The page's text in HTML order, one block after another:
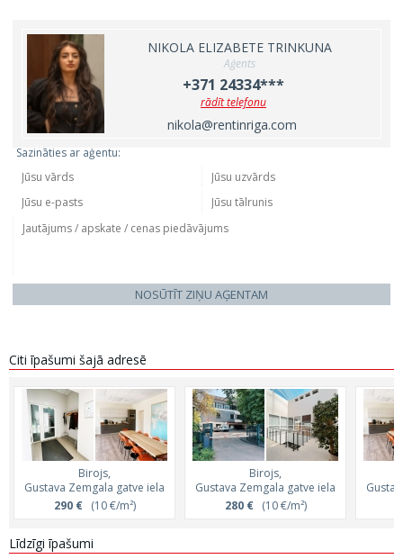
NIKOLA ELIZABETE TRINKUNA
Aģents
+371 24334***
rādīt telefonu
nikola@rentinriga.com
Sazināties ar aģentu:
NOSŪTĪT ZIŅU AĢENTAM
Citi īpašumi šajā adresē
Birojs,
Gustava Zemgala gatve iela
290 €(10 €/m²)
Birojs,
Gustava Zemgala gatve iela
280 €(10 €/m²)
Līdzīgi īpašumi